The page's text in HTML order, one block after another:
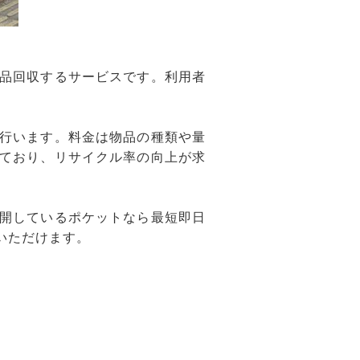
回収するサービスです。利用者
います。料金は物品の種類や量
おり、リサイクル率の向上が求
しているポケットなら最短即日
だけます。